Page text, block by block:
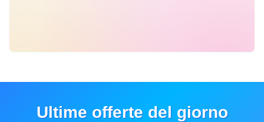
Ultime offerte del giorno